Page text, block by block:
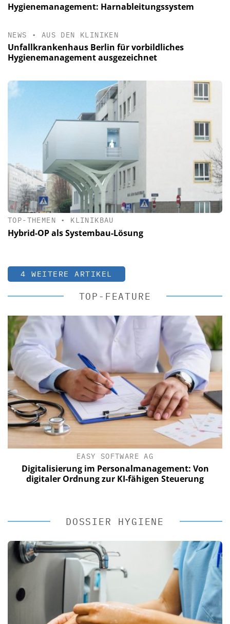
Hygienemanagement: Harnableitungssystem
NEWS • AUS DEN KLINIKEN
Unfallkrankenhaus Berlin für vorbildliches
Hygienemanagement ausgezeichnet
TOP-THEMEN • KLINIKBAU
Hybrid-OP als Systembau-Lösung
4 WEITERE ARTIKEL
TOP-FEATURE
EASY SOFTWARE AG
Digitalisierung im Personalmanagement: Von
digitaler Ordnung zur KI-fähigen Steuerung
DOSSIER HYGIENE